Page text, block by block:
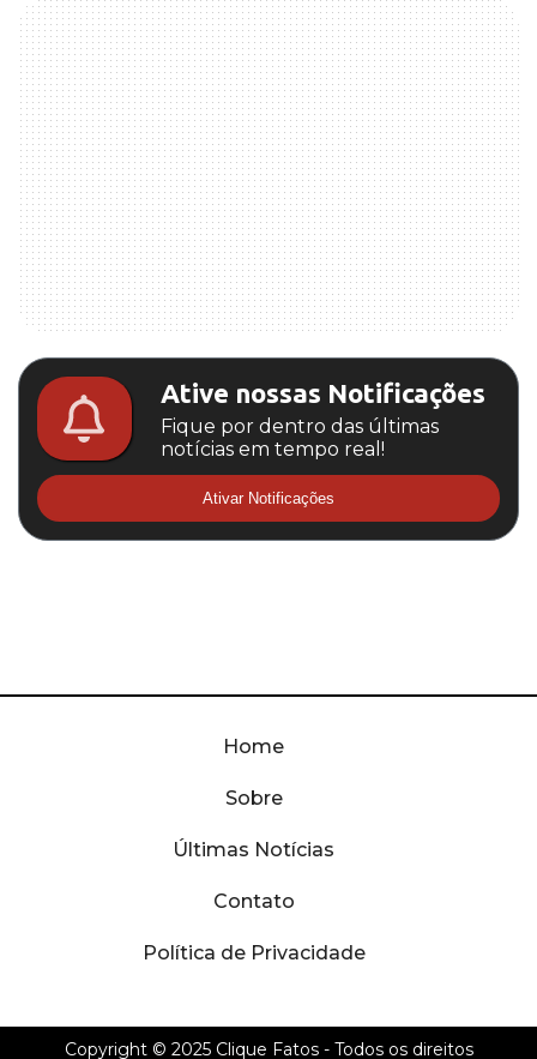
Ative nossas Notificações
Fique por dentro das últimas
notícias em tempo real!
Ativar Notificações
Home
Sobre
Últimas Notícias
Contato
Política de Privacidade
Copyright © 2025 Clique Fatos- Todos os direitos